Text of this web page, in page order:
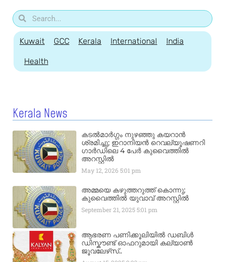
Kuwait GCC Kerala International India
Health
Kerala News
കടൽമാർഗ്ഗം നുഴഞ്ഞു കയറാൻ
ശ്രമിച്ചു; ഇറാനിയൻ റെവല്യൂഷണറി
ഗാർഡിലെ 4 പേർ കുവൈത്തിൽ
അറസ്റ്റിൽ
May 12, 20265:01 pm
അമ്മയെ കഴുത്തറുത്ത് കൊന്നു;
കുവൈത്തിൽ യുവാവ് അറസ്റ്റിൽ
September 21, 20255:01 pm
ആഭരണ പണിക്കൂലിയിൽ ഡബിൾ
ഡിസ്കൗണ്ട് ഓഫറുമായി കല്യാൺ
ജൂവലേഴ്‌സ്..